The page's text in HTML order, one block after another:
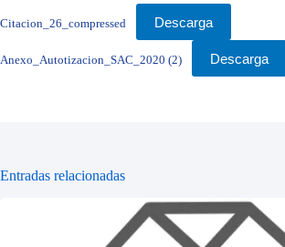
Citacion_26_compressed Descarga
Anexo_Autotizacion_SAC_2020 (2) Descarga
Entradas relacionadas